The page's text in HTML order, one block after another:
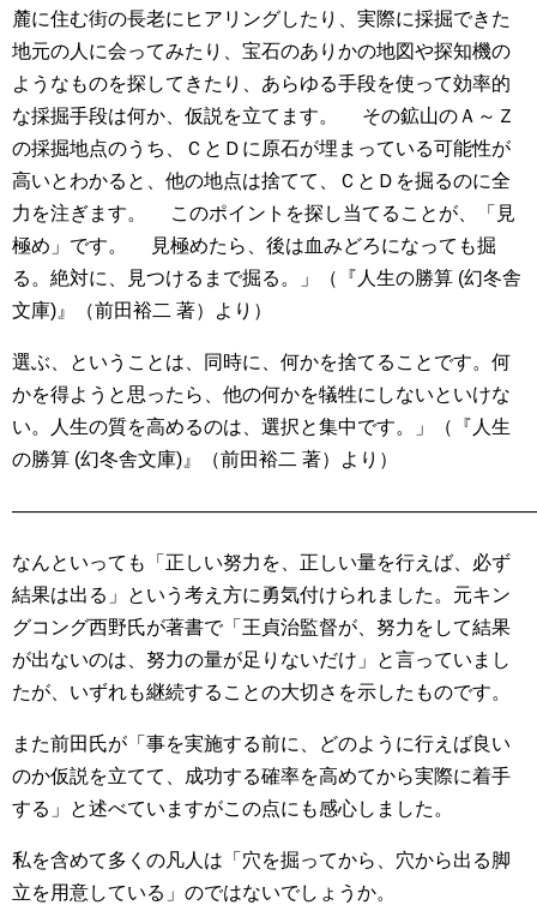
麓に住む街の長老にヒアリングしたり、実際に採掘できた
地元の人に会ってみたり、宝石のありかの地図や探知機の
ようなものを探してきたり、あらゆる手段を使って効率的
な採掘手段は何か、仮説を立てます。 その鉱山のＡ～Ｚ
の採掘地点のうち、ＣとＤに原石が埋まっている可能性が
高いとわかると、他の地点は捨てて、ＣとＤを掘るのに全
力を注ぎます。 このポイントを探し当てることが、「見
極め」です。 見極めたら、後は血みどろになっても掘
る。絶対に、見つけるまで掘る。」（『人生の勝算 (幻冬舎
文庫)』（前田裕二 著）より）
選ぶ、ということは、同時に、何かを捨てることです。何
かを得ようと思ったら、他の何かを犠牲にしないといけな
い。人生の質を高めるのは、選択と集中です。」（『人生
の勝算 (幻冬舎文庫)』（前田裕二 著）より）
なんといっても「正しい努力を、正しい量を行えば、必ず
結果は出る」という考え方に勇気付けられました。元キン
グコング西野氏が著書で「王貞治監督が、努力をして結果
が出ないのは、努力の量が足りないだけ」と言っていまし
たが、いずれも継続することの大切さを示したものです。
また前田氏が「事を実施する前に、どのように行えば良い
のか仮説を立てて、成功する確率を高めてから実際に着手
する」と述べていますがこの点にも感心しました。
私を含めて多くの凡人は「穴を掘ってから、穴から出る脚
立を用意している」のではないでしょうか。